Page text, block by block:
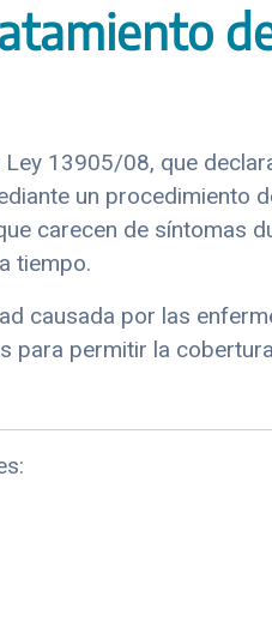
13905/08, que
un procedimiento
carecen de síntomas
tiempo.
causada por las
permitir la